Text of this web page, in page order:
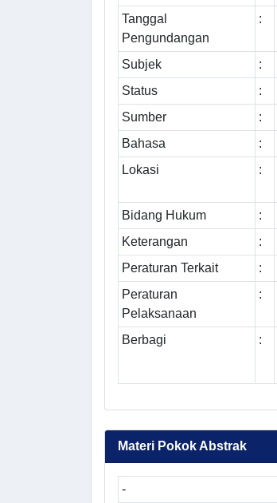
Tanggal
Pengundangan
:
Subjek :
Status
:
Sumber :
Bahasa
:
Lokasi
:
Bidang Hukum
:
Keterangan
:
Peraturan Terkait
:
Peraturan
Pelaksanaan
:
Berbagi :
Materi Pokok Abstrak
-